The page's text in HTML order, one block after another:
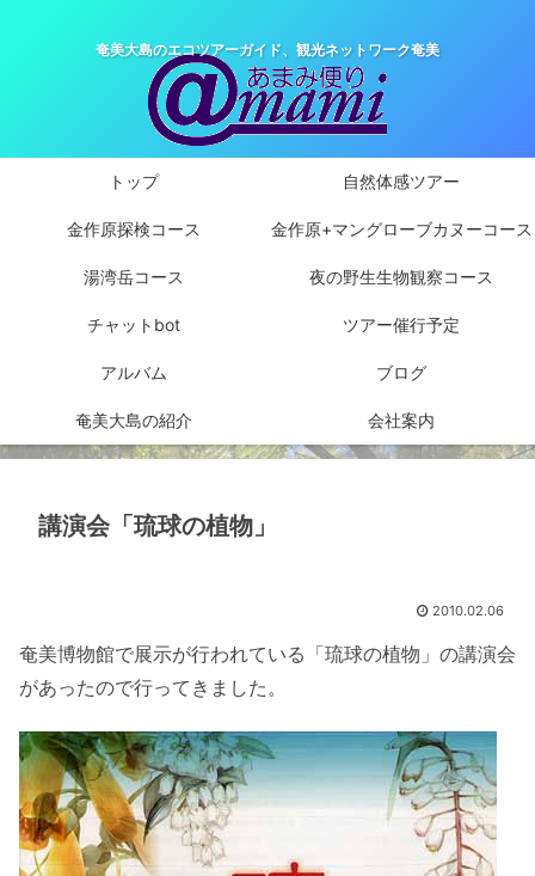
奄美大島のエコツアーガイド、観光ネットワーク奄美
トップ 自然体感ツアー
金作原探検コース 金作原+マングローブカヌーコース
湯湾岳コース 夜の野生生物観察コース
チャットbot ツアー催行予定
アルバム ブログ
奄美大島の紹介 会社案内
講演会「琉球の植物」
2010.02.06
奄美博物館で展示が行われている「琉球の植物」の講演会
があったので行ってきました。